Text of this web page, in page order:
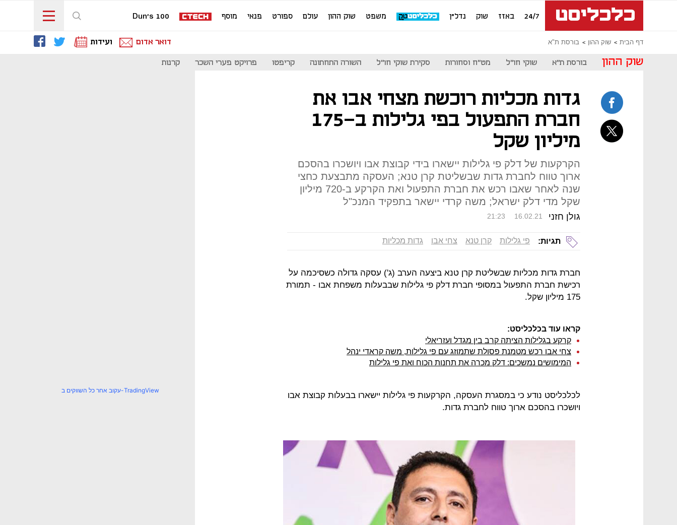
24/7 באזז שוק נדל"ן משפט שוק ההון עולם ספורט פנאי מוסף Dun's 100
דף הבית שוק ההון בורסת ת"א דואר אדום ועידות
שוק ההון בורסת ת"א שוקי חו"ל מט"ח וסחורות סקירת שוקי חו"ל השורה התחתונה קריפטו פרויקט פערי השכר קרנות
גדות מכליות רוכשת מצחי אבו את
חברת התפעול בפי גלילות ב-175
מיליון שקל
הקרקעות של דלק פי גלילות יישארו בידי קבוצת אבו ויושכרו בהסכם
ארוך טווח לחברת גדות שבשליטת קרן טנא; העסקה מתבצעת כחצי
שנה לאחר שאבו רכש את חברת התפעול ואת הקרקע ב-720 מיליון
שקל מדי דלק ישראל; משה קרדי יישאר בתפקיד המנכ"ל
גולן חזני 21:23 16.02.21
תגיות: פי גלילות קרן טנא צחי אבו גדות מכליות
חברת גדות מכליות שבשליטת קרן טנא ביצעה הערב (ג') עסקה גדולה כשסיכמה על
רכישת חברת התפעול במסופי חברת דלק פי גלילות שבבעלות משפחת אבו - תמורת
175 מיליון שקל.
קראו עוד בכלכליסט:
קרקע בגלילות הציתה קרב בין מגדל ועזריאלי
צחי אבו רכש מטמנת פסולת שתמוזג עם פי גלילות, משה קראדי ינהל
המימושים נמשכים: דלק מכרה את תחנות הכוח ואת פי גלילות
לכלכליסט נודע כי במסגרת העסקה, הקרקעות פי גלילות יישארו בבעלות קבוצת אבו
ויושכרו בהסכם ארוך טווח לחברת גדות.
עקוב אחר כל השווקים ב-TradingView